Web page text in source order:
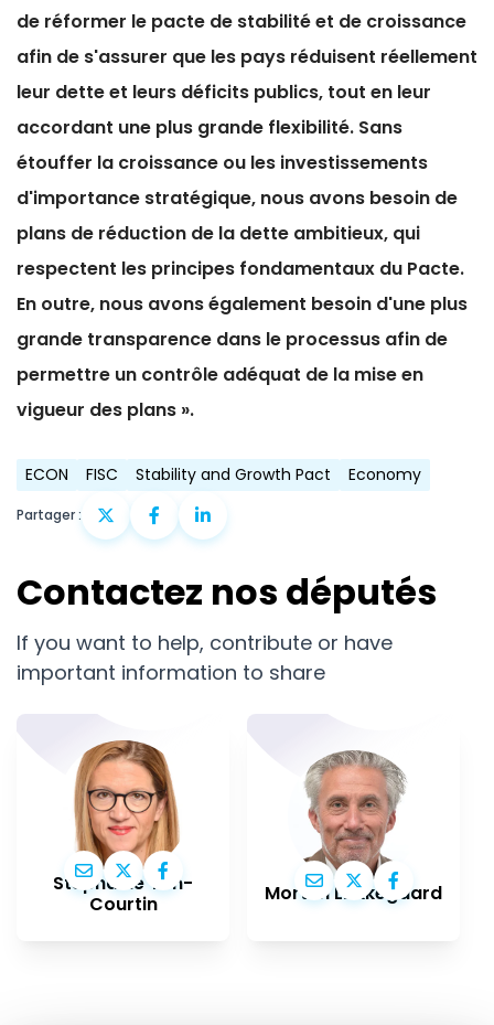
de réformer le pacte de stabilité et de croissance
afin de s'assurer que les pays réduisent réellement
leur dette et leurs déficits publics, tout en leur
accordant une plus grande flexibilité. Sans
étouffer la croissance ou les investissements
d'importance stratégique, nous avons besoin de
plans de réduction de la dette ambitieux, qui
respectent les principes fondamentaux du Pacte.
En outre, nous avons également besoin d'une plus
grande transparence dans le processus afin de
permettre un contrôle adéquat de la mise en
vigueur des plans ».
ECON FISC Stability and Growth Pact Economy
Partager :
Contactez nos députés
If you want to help, contribute or have
important information to share
Stéphanie Yon-
Courtin
Morten Løkkegaard